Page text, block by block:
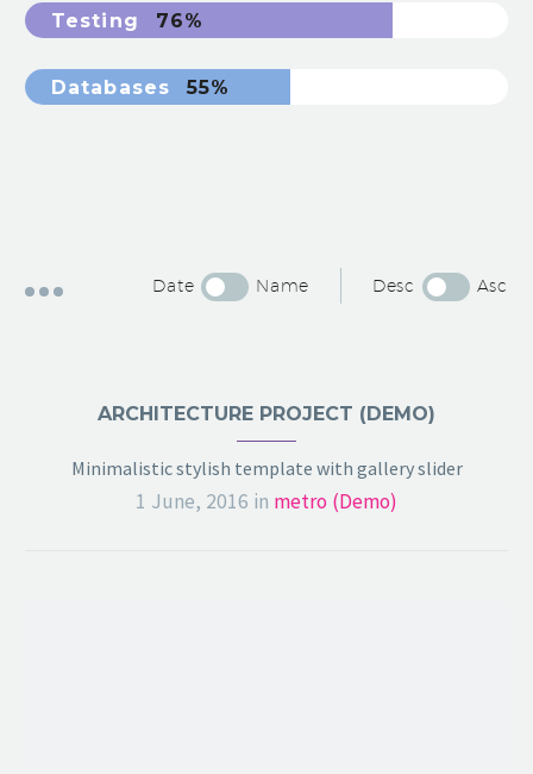
Testing 76%
Databases 55%
Date Name Desc Asc
ARCHITECTURE PROJECT (DEMO)
Minimalistic stylish template with gallery slider
1 June, 2016 in metro (Demo)